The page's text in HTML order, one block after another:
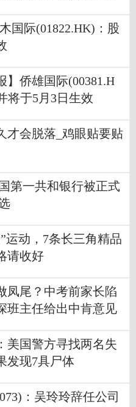
国际(01822.HK)：股
】侨雄国际(00381.H
将于5月3日生效
才会脱落_鸡眼贴要贴
第一共和银行被正式
运动，7条长三角精品
请收好
凤尾？中考前家长陷
班主任给出中肯意见
美国警方寻找两名失
发现7具尸体
：吴玲玲辞任公司